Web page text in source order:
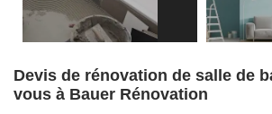
Devis de rénovation de salle de
vous à Bauer Rénovation